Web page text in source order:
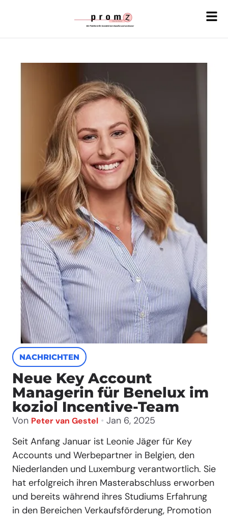
NACHRICHTEN
Neue Key Account
Managerin für Benelux im
koziol Incentive-Team
Von Peter van Gestel • Jan 6, 2025
Seit Anfang Januar ist Leonie Jäger für Key
Accounts und Werbepartner in Belgien, den
Niederlanden und Luxemburg verantwortlich. Sie
hat erfolgreich ihren Masterabschluss erworben
und bereits während ihres Studiums Erfahrung
in den Bereichen Verkaufsförderung, Promotion